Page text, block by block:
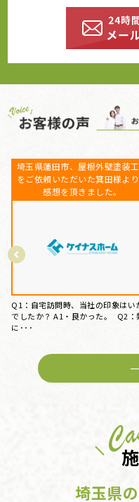
埼玉県杉戸町、屋根外壁塗装
をご依頼いただいたT様よりご
を頂きました。
Q1：自宅訪問時、当社の印象はい
でしたか？ A1・良かった。 Q2：
に･･･
埼玉県